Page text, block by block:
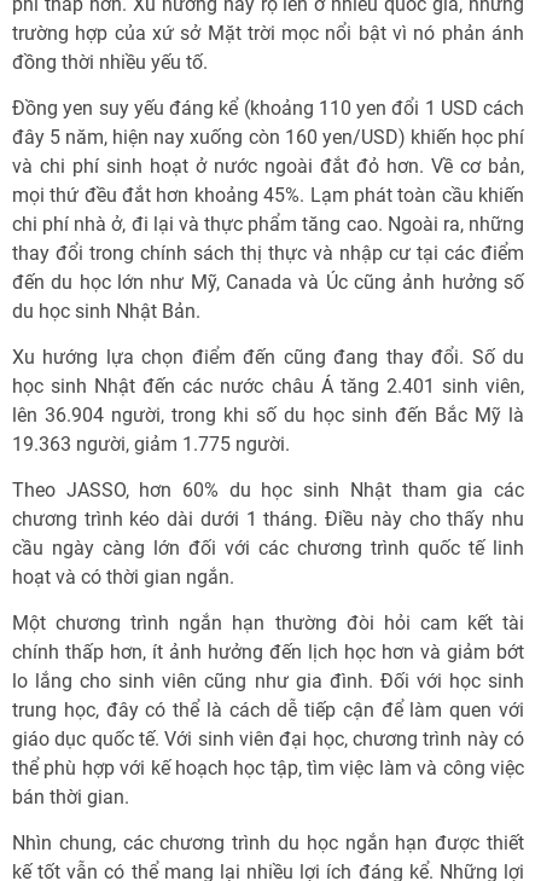
trường hợp của xứ sở Mặt trời mọc nổi bật vì nó phản ánh
đồng thời nhiều yếu tố.
Đồng yen suy yếu đáng kể (khoảng 110 yen đổi 1 USD cách
đây 5 năm, hiện nay xuống còn 160 yen/USD) khiến học phí
và chi phí sinh hoạt ở nước ngoài đắt đỏ hơn. Về cơ bản,
mọi thứ đều đắt hơn khoảng 45%. Lạm phát toàn cầu khiến
chi phí nhà ở, đi lại và thực phẩm tăng cao. Ngoài ra, những
thay đổi trong chính sách thị thực và nhập cư tại các điểm
đến du học lớn như Mỹ, Canada và Úc cũng ảnh hưởng số
du học sinh Nhật Bản.
Xu hướng lựa chọn điểm đến cũng đang thay đổi. Số du
học sinh Nhật đến các nước châu Á tăng 2.401 sinh viên,
lên 36.904 người, trong khi số du học sinh đến Bắc Mỹ là
19.363 người, giảm 1.775 người.
Theo JASSO, hơn 60% du học sinh Nhật tham gia các
chương trình kéo dài dưới 1 tháng. Điều này cho thấy nhu
cầu ngày càng lớn đối với các chương trình quốc tế linh
hoạt và có thời gian ngắn.
Một chương trình ngắn hạn thường đòi hỏi cam kết tài
chính thấp hơn, ít ảnh hưởng đến lịch học hơn và giảm bớt
lo lắng cho sinh viên cũng như gia đình. Đối với học sinh
trung học, đây có thể là cách dễ tiếp cận để làm quen với
giáo dục quốc tế. Với sinh viên đại học, chương trình này có
thể phù hợp với kế hoạch học tập, tìm việc làm và công việc
bán thời gian.
Nhìn chung, các chương trình du học ngắn hạn được thiết
kế tốt vẫn có thể mang lại nhiều lợi ích đáng kể. Những lợi